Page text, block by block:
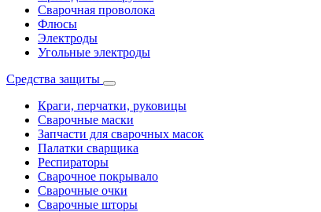
Сварочная проволока
Флюсы
Электроды
Угольные электроды
Средства защиты
Краги, перчатки, руковицы
Сварочные маски
Запчасти для сварочных масок
Палатки сварщика
Респираторы
Сварочное покрывало
Сварочные очки
Сварочные шторы